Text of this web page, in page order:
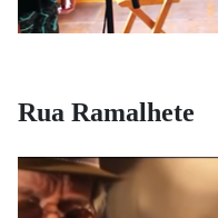
Rua Ramalhete